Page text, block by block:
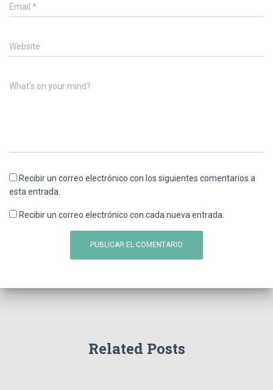
Email *
Website
What's on your mind?
Recibir un correo electrónico con los siguientes comentarios a
esta entrada.
Recibir un correo electrónico con cada nueva entrada.
Related Posts